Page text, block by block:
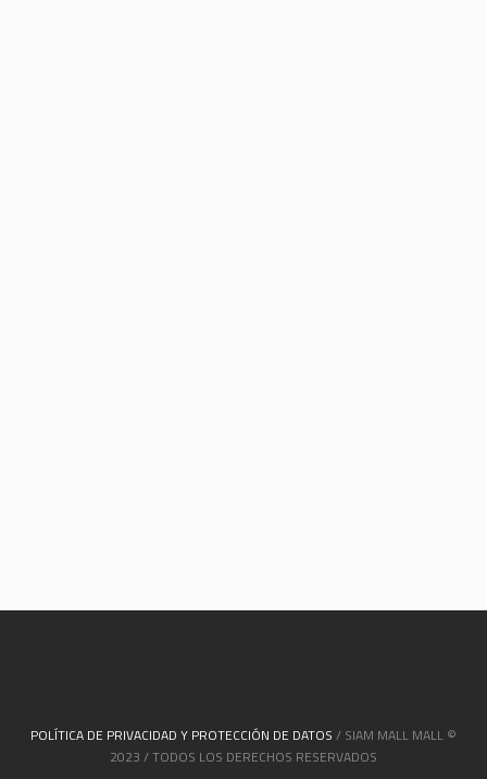
POLÍTICA DE PRIVACIDAD Y PROTECCIÓN DE DATOS / SIAM MALL MALL ©
2023 / TODOS LOS DERECHOS RESERVADOS